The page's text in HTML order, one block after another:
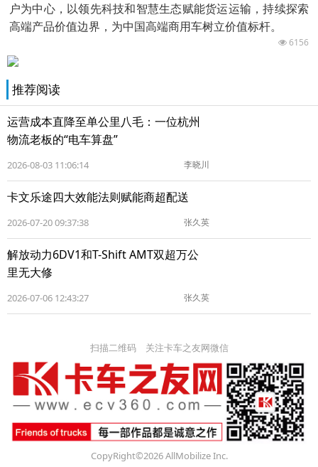
户为中心，以领先科技和智慧生态赋能货运运输，持续探索
高端产品价值边界，为中国高端商用车树立价值标杆。
6156
推荐阅读
运营成本直降至单公里八毛：一位杭州
物流老板的“电车算盘”
2026-08-03 11:06:14 李晓川
卡文乐途四大效能法则赋能商超配送
2026-07-20 09:37:38 张久英
解放动力6DV1和T-Shift AMT双超万公
里无大修
2026-07-06 12:43:27 张久英
扫描二维码 关注卡车之友网微信
CopyRight©2026 AllMobilize Inc.